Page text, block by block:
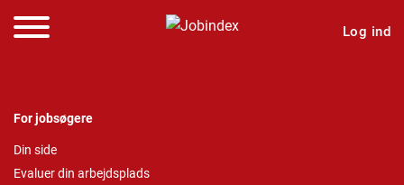
Log ind
For jobsøgere
Din side
Evaluer din arbejdsplads